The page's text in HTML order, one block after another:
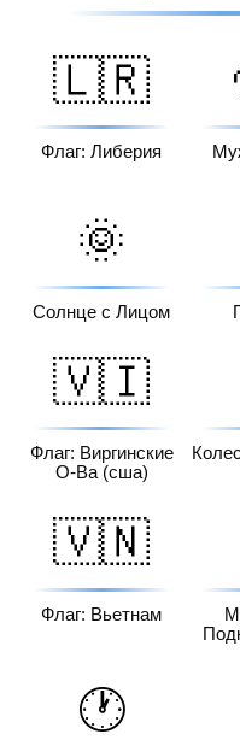
🇱🇷
Флаг: Либерия
🌞
Солнце с Лицом
🇻🇮
Флаг: Виргинские
О-Ва (сша)
🇻🇳
Флаг: Вьетнам
🕐